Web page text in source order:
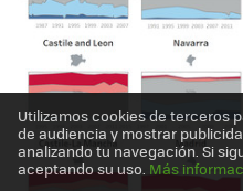
Utilizamos cookies de terceros
de audiencia y mostrar
analizando tu navegación. Si
aceptando su uso. Más